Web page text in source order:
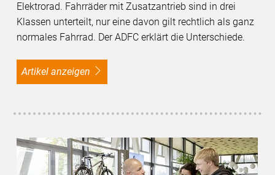
Elektrorad. Fahrräder mit Zusatzantrieb sind in drei
Klassen unterteilt, nur eine davon gilt rechtlich als ganz
normales Fahrrad. Der ADFC erklärt die Unterschiede.
Artikel anzeigen